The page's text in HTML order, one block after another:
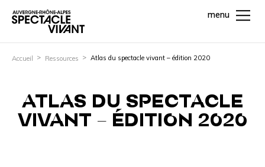
menu
Accueil Ressources Atlas du spectacle vivant – édition 2020
ATLAS DU SPECTACLE
VIVANT – ÉDITION 2020